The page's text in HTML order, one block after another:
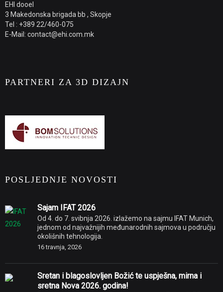
EHI dooel
3 Makedonska brigada bb , Skopje
Tel : +389 22/460-075
E-Mail: contact@ehi.com.mk
PARTNERI ZA 3D DIZAJN
POSLJEDNJE NOVOSTI
Sajam IFAT 2026
Od 4. do 7. svibnja 2026. izlažemo na sajmu IFAT Munich,
jednom od najvažnijih međunarodnih sajmova u području
okolišnih tehnologija.
16 travnja, 2026
Sretan i blagoslovljen Božić te uspješna, mirna i
sretna Nova 2026. godina!